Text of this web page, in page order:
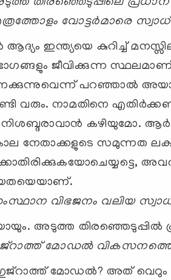
തിരഞ്ഞെടുപ്പിലെ
വോട്ടര്‍മാരെ
ആദ്യം ഇന്ത്യയെ കുറിച്ച്‌
ജീവിക്കുന്ന
പറഞ്ഞാല്‍
വരും. നാമതിനെ
നിശബ്ദരാവാന്‍ കഴിയുമോ.
നേതാക്കളുടെ സമുന്നത
വിഭജനം വലിയ
അടുത്ത
മോഡല്‍
മോഡല്‍? അത്‌ വെറും